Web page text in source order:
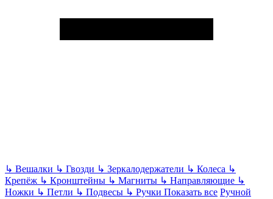
↳ Вешалки ↳ Гвозди ↳ Зеркалодержатели ↳ Колеса ↳
Крепёж ↳ Кронштейны ↳ Магниты ↳ Направляющие ↳
Ножки ↳ Петли ↳ Подвесы ↳ Ручки Показать все Ручной